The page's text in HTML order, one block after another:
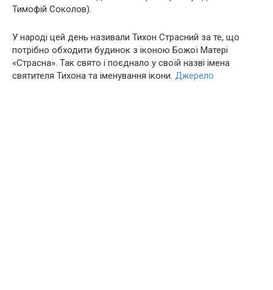
Тимофій Соколов).
У народі цей день називали Тихон Страсний за те, що
потрібно обходити будинок з іконою Божої Матері
«Страсна». Так свято і поєднало у своїй назві імена
святителя Тихона та іменування ікони. Джерело